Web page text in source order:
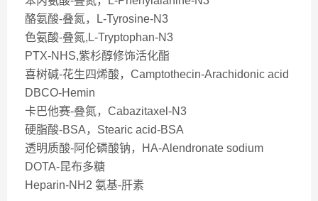
酪氨酸-叠氮，L-Tyrosine-N3
色氨酸-叠氮,L-Tryptophan-N3
PTX-NHS,紫杉醇修饰活化酯
喜树碱-花生四烯酸，Camptothecin-Arachidonic acid
DBCO-Hemin
卡巴他赛-叠氮，Cabazitaxel-N3
硬脂酸-BSA，Stearic acid-BSA
透明质酸-阿伦磷酸钠，HA-Alendronate sodium
DOTA-昆布多糖
Heparin-NH2 氨基-肝素